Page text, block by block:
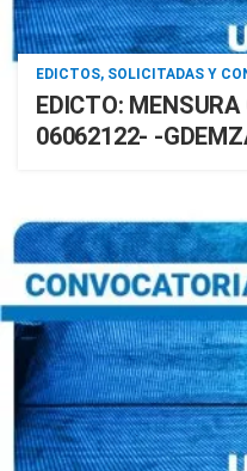
EDICTOS, SOLICITADAS Y
EDICTO:
06062122- -